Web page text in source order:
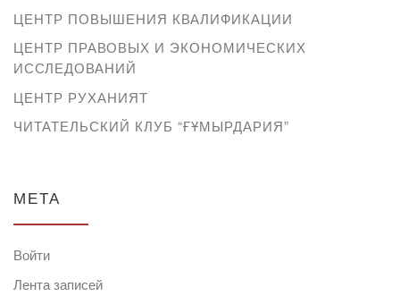
ЦЕНТР ПОВЫШЕНИЯ КВАЛИФИКАЦИИ
ЦЕНТР ПРАВОВЫХ И ЭКОНОМИЧЕСКИХ
ИССЛЕДОВАНИЙ
ЦЕНТР РУХАНИЯТ
ЧИТАТЕЛЬСКИЙ КЛУБ “ҒҰМЫРДАРИЯ”
МЕТА
Войти
Лента записей